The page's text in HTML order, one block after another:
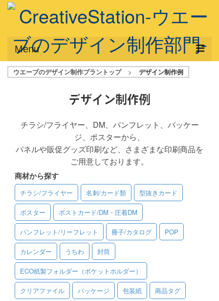
Menu
サービス概要
デザインプラン
フルデザイン
データ修正
写真からイラスト作成
デザイン制作例
ご利用料金
ご利用ガイド
ご利用の流れ
ご注文方法について
キャンセルについて
ウエーブのデザイン制作プラントップ > デザイン制作例
デザイン制作例
チラシ/フライヤー、DM、パンフレット、パッケー
ジ、ポスターから、
パネルや販促グッズ印刷など、さまざまな印刷商品を
ご用意しております。
商材から探す
チラシ/フライヤー 名刺/カード類 型抜きカード
ポスター ポストカード/DM・圧着DM
パンフレット/リーフレット 冊子/カタログ POP
カレンダー うちわ 封筒
ECO紙製フォルダー（ポケットホルダー）
クリアファイル パッケージ 包装紙 商品タグ